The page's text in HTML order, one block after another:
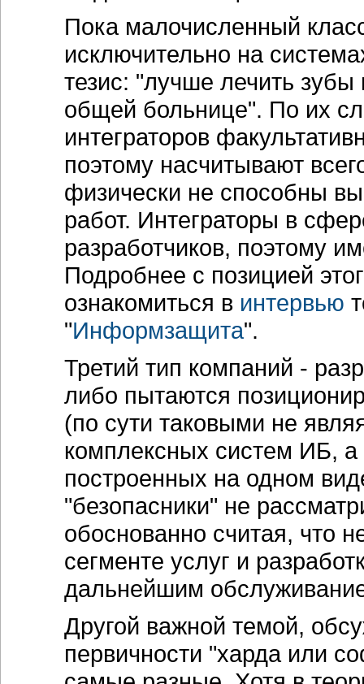
Пока малочисленный
исключительно на
тезис: "лучше лечить
общей больнице". По их
интеграторов
поэтому насчитывают
физически не способны
работ. Интеграторы в
разработчиков, поэтому
Подробнее с позицией
ознакомиться в интервью
"Информзащита".
Третий тип компаний -
либо пытаются
(по сути таковыми не
комплексных систем ИБ, а
построенных на одном
"безопасники" не
обоснованно считая, что
сегменте услуг и
дальнейшим
Другой важной темой,
первичности "харда или